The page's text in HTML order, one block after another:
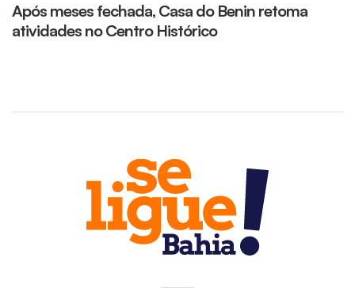
Após meses fechada, Casa do Benin retoma
atividades no Centro Histórico